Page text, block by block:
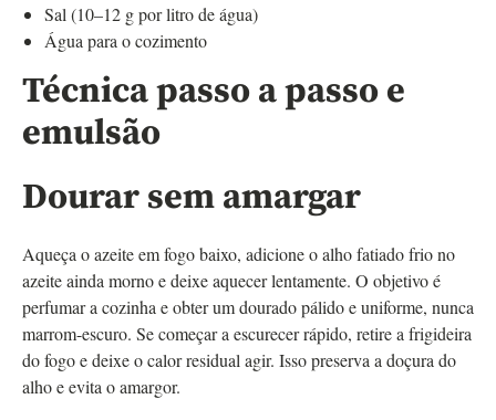
Sal (10–12 g por litro de água)
Água para o cozimento
Técnica passo a passo e
emulsão
Dourar sem amargar
Aqueça o azeite em fogo baixo, adicione o alho fatiado frio no
azeite ainda morno e deixe aquecer lentamente. O objetivo é
perfumar a cozinha e obter um dourado pálido e uniforme, nunca
marrom-escuro. Se começar a escurecer rápido, retire a frigideira
do fogo e deixe o calor residual agir. Isso preserva a doçura do
alho e evita o amargor.